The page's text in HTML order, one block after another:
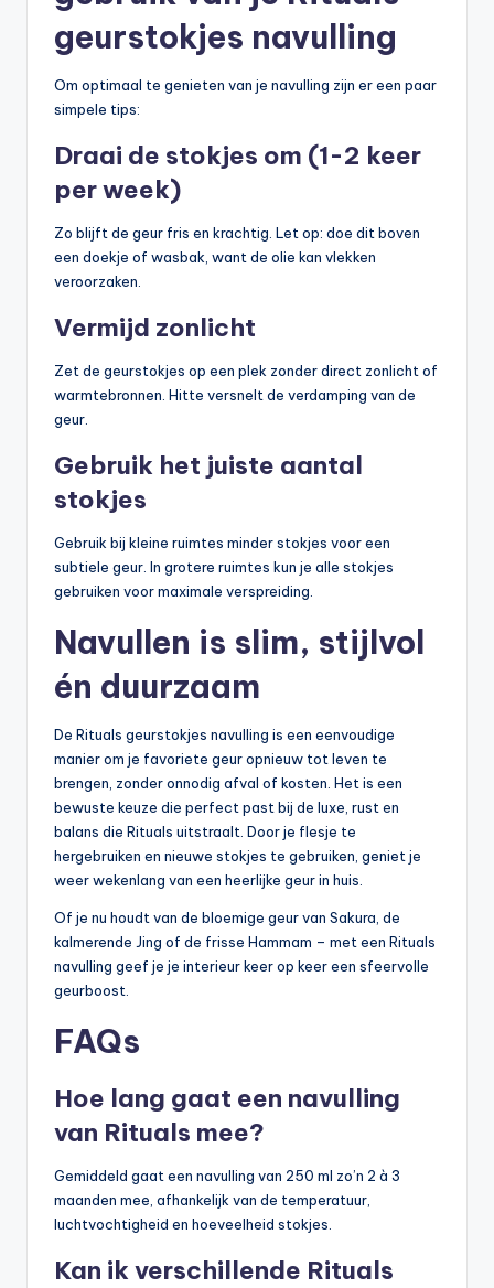
geurstokjes navulling
Om optimaal te genieten van je navulling zijn er een paar
simpele tips:
Draai de stokjes om (1-2 keer
per week)
Zo blijft de geur fris en krachtig. Let op: doe dit boven
een doekje of wasbak, want de olie kan vlekken
veroorzaken.
Vermijd zonlicht
Zet de geurstokjes op een plek zonder direct zonlicht of
warmtebronnen. Hitte versnelt de verdamping van de
geur.
Gebruik het juiste aantal
stokjes
Gebruik bij kleine ruimtes minder stokjes voor een
subtiele geur. In grotere ruimtes kun je alle stokjes
gebruiken voor maximale verspreiding.
Navullen is slim, stijlvol
én duurzaam
De Rituals geurstokjes navulling is een eenvoudige
manier om je favoriete geur opnieuw tot leven te
brengen, zonder onnodig afval of kosten. Het is een
bewuste keuze die perfect past bij de luxe, rust en
balans die Rituals uitstraalt. Door je flesje te
hergebruiken en nieuwe stokjes te gebruiken, geniet je
weer wekenlang van een heerlijke geur in huis.
Of je nu houdt van de bloemige geur van Sakura, de
kalmerende Jing of de frisse Hammam – met een Rituals
navulling geef je je interieur keer op keer een sfeervolle
geurboost.
FAQs
Hoe lang gaat een navulling
van Rituals mee?
Gemiddeld gaat een navulling van 250 ml zo’n 2 à 3
maanden mee, afhankelijk van de temperatuur,
luchtvochtigheid en hoeveelheid stokjes.
Kan ik verschillende Rituals